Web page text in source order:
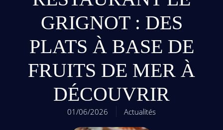
GRIGNOT : DES
PLATS À BASE DE
FRUITS DE MER À
DÉCOUVRIR
01/06/2026 Actualités